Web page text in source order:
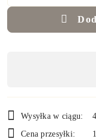
płatność
i
dostawa
Wysyłka w ciągu:
Cena przesyłki: